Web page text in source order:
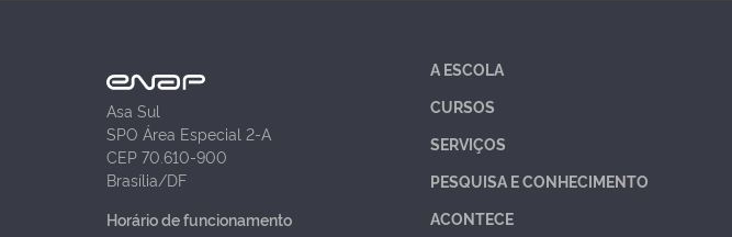
Asa Sul
SPO Área Especial 2-A
CEP 70.610-900
Brasília/DF
Horário de funcionamento
A ESCOLA
CURSOS
SERVIÇOS
PESQUISA E CONHECIMENTO
ACONTECE